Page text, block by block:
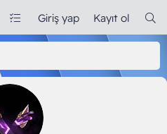
Giriş yap Kayıt ol